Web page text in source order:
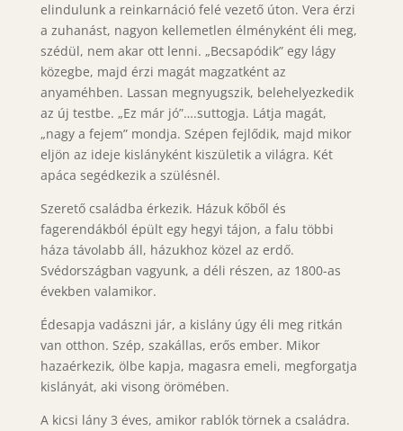
elindulunk a reinkarnáció felé vezető úton. Vera érzi
a zuhanást, nagyon kellemetlen élményként éli meg,
szédül, nem akar ott lenni. „Becsapódik” egy lágy
közegbe, majd érzi magát magzatként az
anyaméhben. Lassan megnyugszik, belehelyezkedik
az új testbe. „Ez már jó”….suttogja. Látja magát,
„nagy a fejem” mondja. Szépen fejlődik, majd mikor
eljön az ideje kislányként kiszületik a világra. Két
apáca segédkezik a szülésnél.
Szerető családba érkezik. Házuk kőből és
fagerendákból épült egy hegyi tájon, a falu többi
háza távolabb áll, házukhoz közel az erdő.
Svédországban vagyunk, a déli részen, az 1800-as
években valamikor.
Édesapja vadászni jár, a kislány úgy éli meg ritkán
van otthon. Szép, szakállas, erős ember. Mikor
hazaérkezik, ölbe kapja, magasra emeli, megforgatja
kislányát, aki visong örömében.
A kicsi lány 3 éves, amikor rablók törnek a családra.